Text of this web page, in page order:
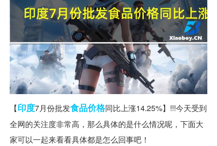
【印度7月份批发食品价格同比上涨14.25%】!!!今天受到
全网的关注度非常高，那么具体的是什么情况呢，下面大
家可以一起来看看具体都是怎么回事吧！